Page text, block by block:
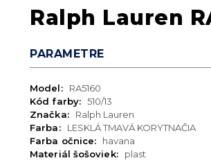
Ralph Lauren
PARAMETRE
Model:
RA5160
Kód farby: 510/13
Značka:
Ralph Lauren
Farba:
LESKLÁ TMAVÁ KORYTNAČIA
Farba očnice:
havana
Materiál šošoviek:
plast